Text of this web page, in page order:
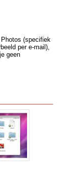
(specifiek
per e-mail),
geen